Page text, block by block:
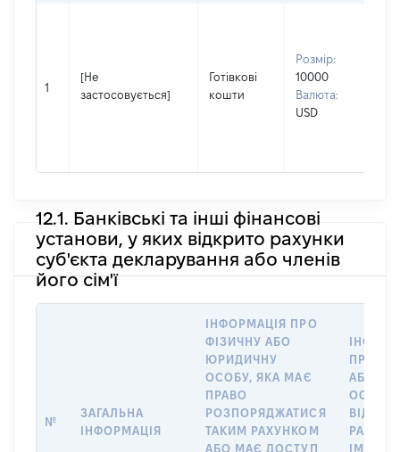
1
[Не
застосовується]
Готівкові
кошти
Розмір:
10000
Валюта:
USD
12.1. Банківські та інші фінансові
установи, у яких відкрито рахунки
суб'єкта декларування або членів
його сім'ї
№
ЗАГАЛЬНА
ІНФОРМАЦІЯ
ІНФОРМАЦІЯ ПРО
ФІЗИЧНУ АБО
ЮРИДИЧНУ
ОСОБУ, ЯКА МАЄ
ПРАВО
РОЗПОРЯДЖАТИСЯ
ТАКИМ РАХУНКОМ
АБО МАЄ ДОСТУП
ПРО
АБО
ОСОБУ,
ІМ’Я